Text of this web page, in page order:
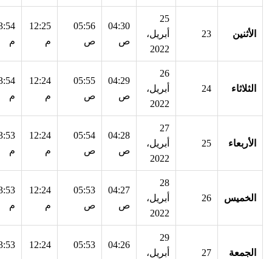
الأثنين 23
25
أبريل،
2022
04:30
ص
05:56
ص
12:25
م
م
الثلاثاء 24
26
أبريل،
2022
04:29
ص
05:55
ص
12:24
م
م
الأربعاء 25
27
أبريل،
2022
04:28
ص
05:54
ص
12:24
م
م
الخميس 26
28
أبريل،
2022
04:27
ص
05:53
ص
12:24
م
م
الجمعة 27
29
أبريل،
04:26
05:53
12:24